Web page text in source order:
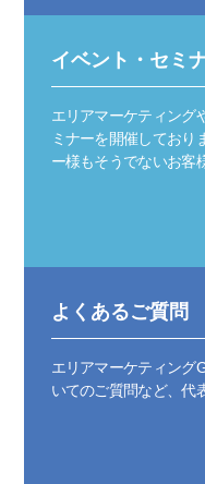
イベント・セミ
エリアマーケティング
ミナーを開催しており
ー様もそうでないお客
よくあるご質問
エリアマーケティング
いてのご質問など、代